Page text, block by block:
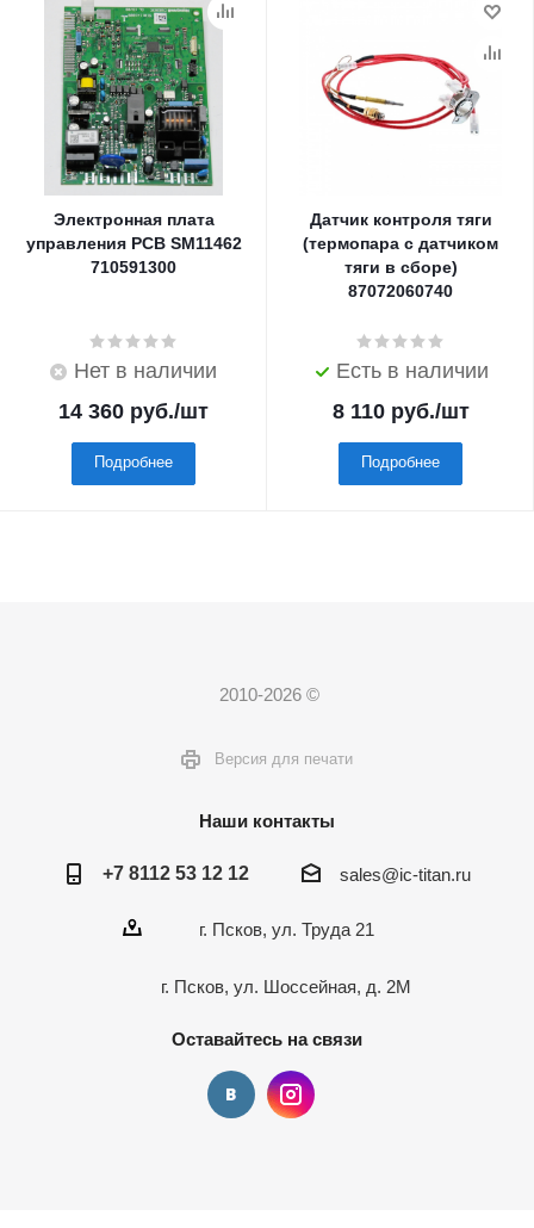
Электронная плата
управления PCB SM11462
710591300
Нет в наличии
14 360 руб./шт
Подробнее
Датчик контроля тяги
(термопара с датчиком
тяги в сборе)
87072060740
Есть в наличии
8 110руб./шт
Подробнее
2010-2026 ©
Версия для печати
Наши контакты
+7 8112 53 12 12 sales@ic-titan.ru
г. Псков, ул. Труда 21
г. Псков, ул. Шоссейная, д. 2М
Оставайтесь на связи